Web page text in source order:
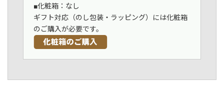
■化粧箱：なし
ギフト対応（のし包装・ラッピング）には化粧箱
のご購入が必要です。